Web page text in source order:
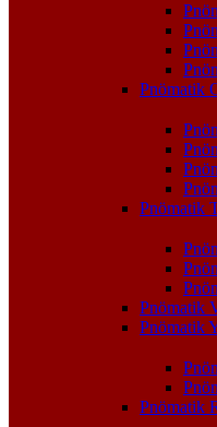
Pnömatik
Pnömatik
Pnömatik
Pnömatik
Pnömatik